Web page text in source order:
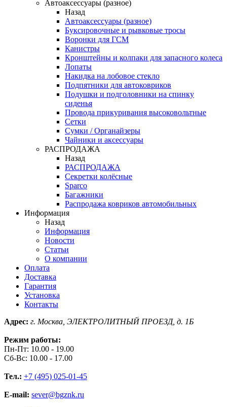
Автоаксессуары (разное)
Назад
Автоаксессуары (разное)
Буксировочные и рывковые тросы
Воронки для ГСМ
Канистры
Кронштейны и колпаки для запасного колеса
Лопаты
Накидка на лобовое стекло
Подпятники для автоковриков
Подушки и подголовники на спинку
сиденья
Провода прикуривания высоковольтные
Сетки
Сумки / Органайзеры
Чайники и аксессуары
РАСПРОДАЖА
Назад
РАСПРОДАЖА
Секретки колёсные
Sparco
Багажники
Распродажа ковриков автомобильных
Информация
Назад
Информация
Новости
Статьи
О компании
Оплата
Доставка
Гарантия
Установка
Контакты
Адрес: г. Москва, ЭЛЕКТРОЛИТНЫЙ ПРОЕЗД, д. 1Б
Режим работы:
Пн-Пт: 10.00 - 19.00
Сб-Вс: 10.00 - 17.00
Тел.: +7 (495) 025-01-45
E-mail: sever@bgznk.ru